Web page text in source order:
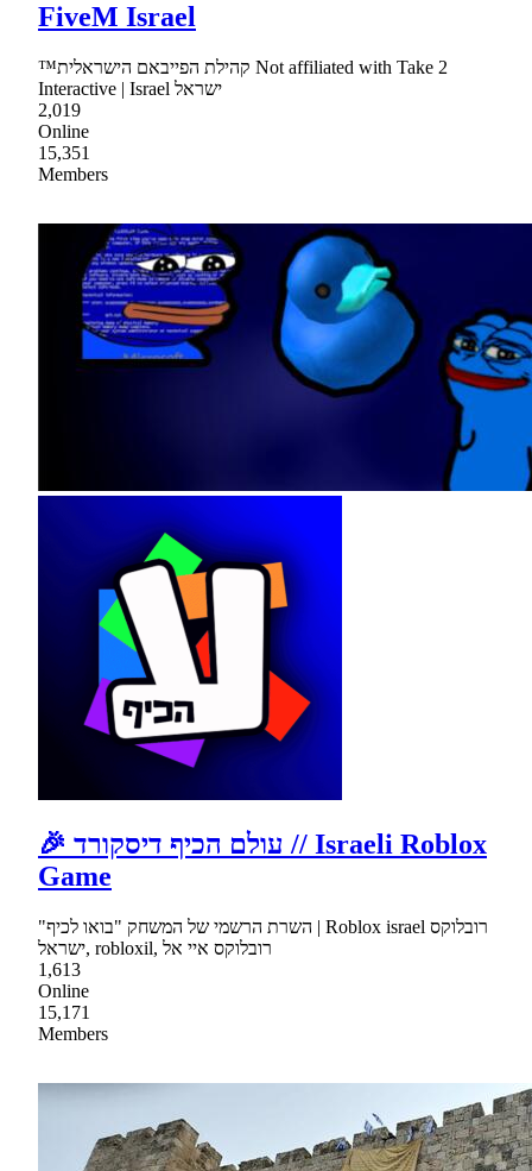
FiveM Israel
™קהילת הפייבאם הישראלית Not affiliated with Take 2
Interactive | Israel ישראל
2,019
Online
15,351
Members
🎉 עולם הכיף דיסקורד // Israeli Roblox
Game
"השרת הרשמי של המשחק "בואו לכיף | Roblox israel רובלוקס
ישראל, robloxil, רובלוקס איי אל
1,613
Online
15,171
Members